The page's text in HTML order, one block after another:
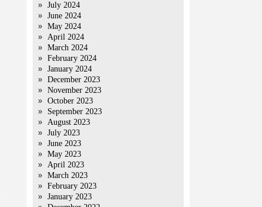
July 2024
June 2024
May 2024
April 2024
March 2024
February 2024
January 2024
December 2023
November 2023
October 2023
September 2023
August 2023
July 2023
June 2023
May 2023
April 2023
March 2023
February 2023
January 2023